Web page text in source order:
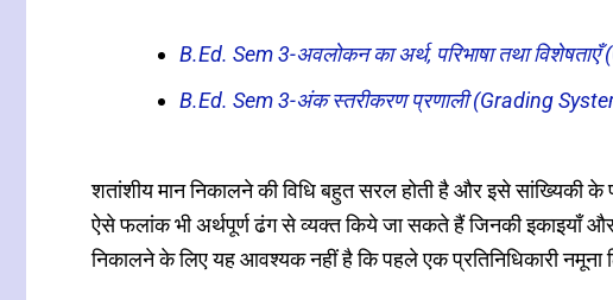
B.Ed. Sem 3-अवलोकन का अर्थ, परिभाषा तथा
B.Ed. Sem 3-अंक स्तरीकरण प्रणाली (Grading
शतांशीय मान निकालने की विधि बहुत सरल होती है और इसे सांख्यिकी
ऐसे फलांक भी अर्थपूर्ण ढंग से व्यक्त किये जा सकते हैं जिनकी इकाइयाँ
निकालने के लिए यह आवश्यक नहीं है कि पहले एक प्रतिनिधिकारी नमूना